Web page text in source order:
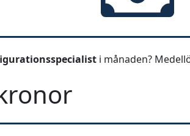
i månaden?